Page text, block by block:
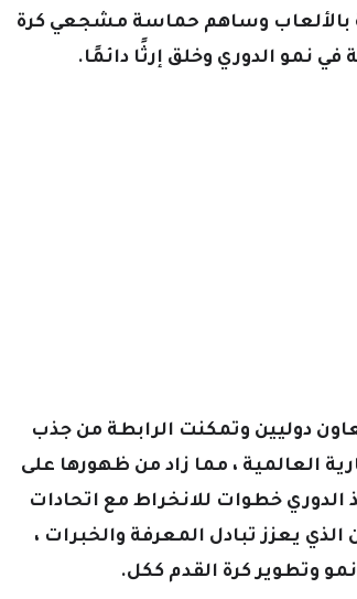
بالألعاب وساهم حماسة مشجعي كرة
نمو الدوري وخلق إرثًا دائمًا.
دوليين وتمكنت الرابطة من جذب
العالمية ، مما زاد من ظهورها على
الدوري خطوات للانخراط مع اتحادات
الذي يعزز تبادل المعرفة والخبرات ،
وتطوير كرة القدم ككل.